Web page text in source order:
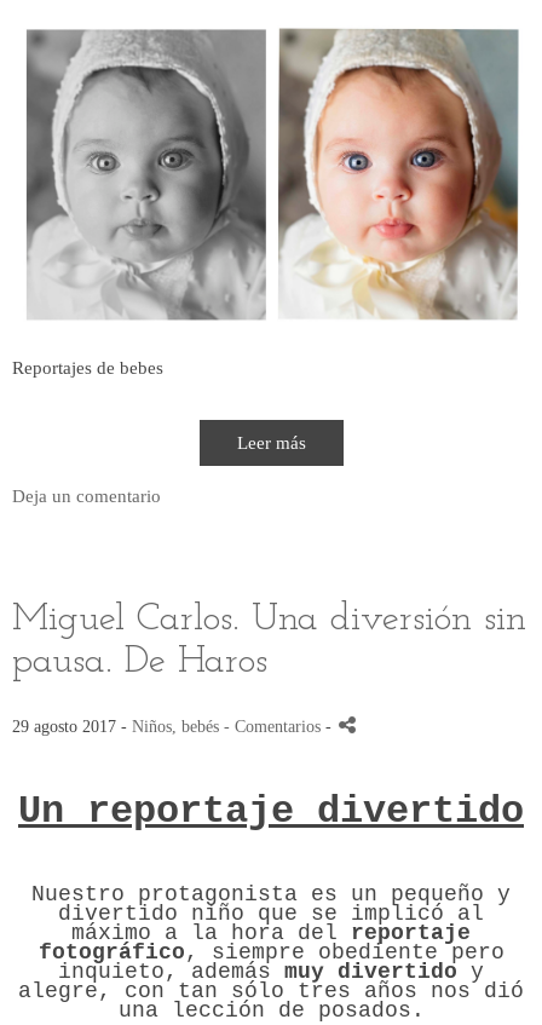
Reportajes de bebes
Leer más
Deja un comentario
Miguel Carlos. Una diversión sin
pausa. De Haros
29 agosto 2017 - Niños, bebés - Comentarios -
Un reportaje divertido
Nuestro protagonista es un pequeño y
divertido niño que se implicó al
máximo a la hora del reportaje
fotográfico , siempre obediente pero
inquieto, además muy divertido y
alegre, con tan sólo tres años nos dió
una lección de posados.